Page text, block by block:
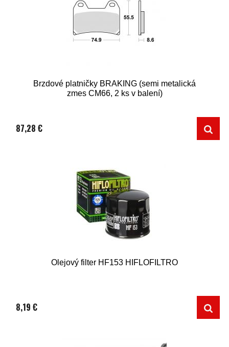
Brzdové platničky BRAKING (semi metalická
zmes CM66, 2 ks v balení)
87,28 €
Olejový filter HF153 HIFLOFILTRO
8,19 €